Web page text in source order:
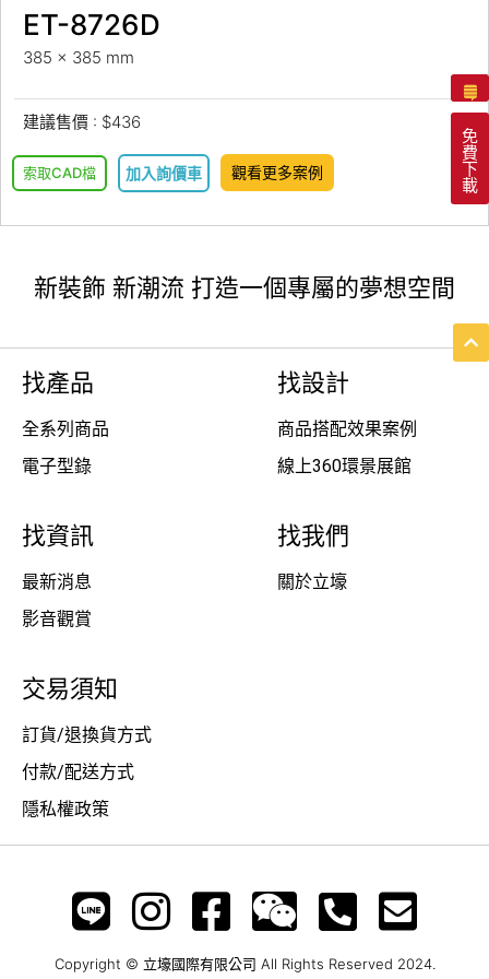
ET-8726D
385 x 385 mm
建議售價 : $436
索取CAD檔 加入詢價車 觀看更多案例
免
費
下
載
新裝飾 新潮流 打造一個專屬的夢想空間
找產品
全系列商品
電子型錄
找設計
商品搭配效果案例
線上360環景展館
找資訊
最新消息
影音觀賞
找我們
關於立壕
交易須知
訂貨/退換貨方式
付款/配送方式
隱私權政策
Copyright © 立壕國際有限公司 All Rights Reserved 2024.